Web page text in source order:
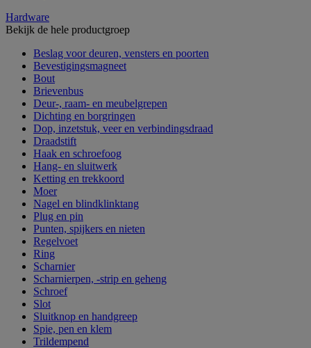
Hardware
Bekijk de hele productgroep
Beslag voor deuren, vensters en poorten
Bevestigingsmagneet
Bout
Brievenbus
Deur-, raam- en meubelgrepen
Dichting en borgringen
Dop, inzetstuk, veer en verbindingsdraad
Draadstift
Haak en schroefoog
Hang- en sluitwerk
Ketting en trekkoord
Moer
Nagel en blindklinktang
Plug en pin
Punten, spijkers en nieten
Regelvoet
Ring
Scharnier
Scharnierpen, -strip en geheng
Schroef
Slot
Sluitknop en handgreep
Spie, pen en klem
Trildempend